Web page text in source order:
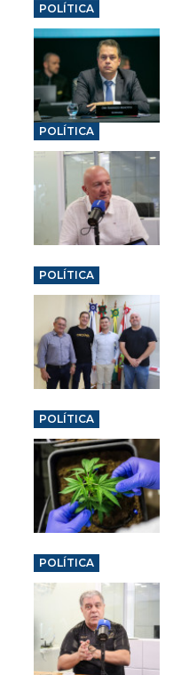
POLÍTICA
POLÍTICA
POLÍTICA
POLÍTICA
POLÍTICA